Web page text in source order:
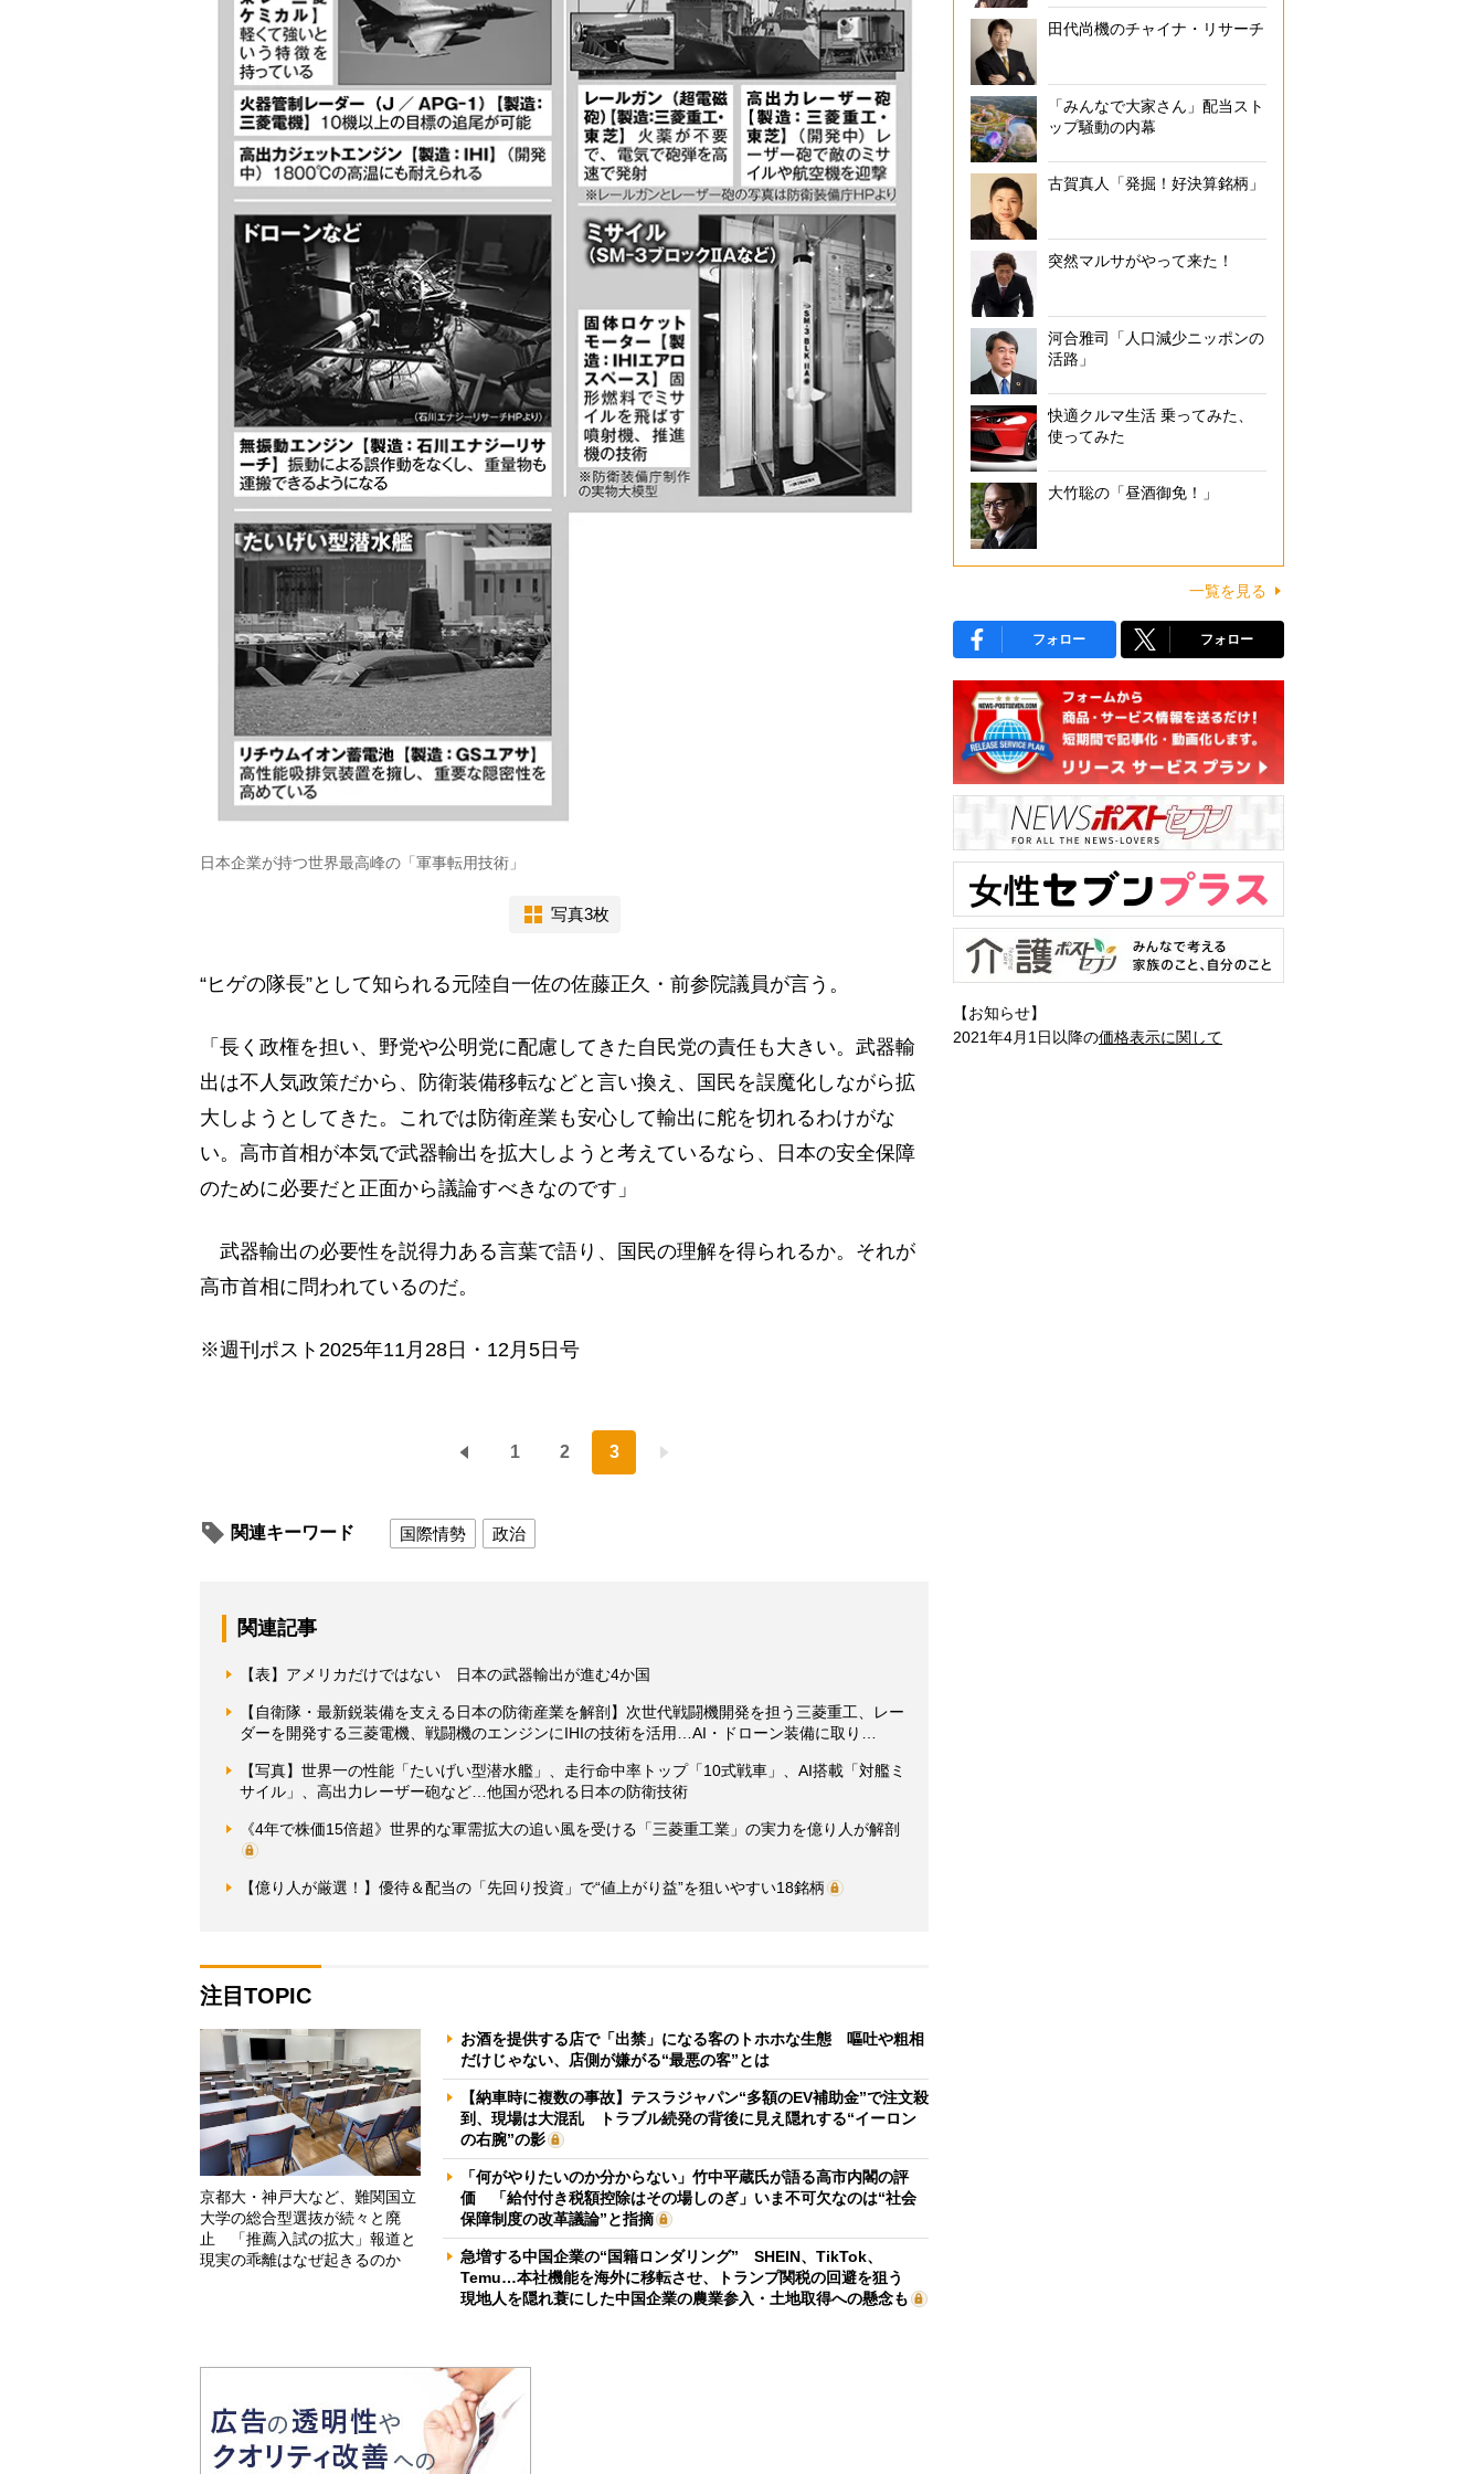
日本企業が持つ世界最高峰の「軍事転用技術」
写真3枚
“ヒゲの隊長”として知られる元陸自一佐の佐藤正久・前参院議員が言う。
「長く政権を担い、野党や公明党に配慮してきた自民党の責任も大きい。武器輸
出は不人気政策だから、防衛装備移転などと言い換え、国民を誤魔化しながら拡
大しようとしてきた。これでは防衛産業も安心して輸出に舵を切れるわけがな
い。高市首相が本気で武器輸出を拡大しようと考えているなら、日本の安全保障
のために必要だと正面から議論すべきなのです」
武器輸出の必要性を説得力ある言葉で語り、国民の理解を得られるか。それが
高市首相に問われているのだ。
※週刊ポスト2025年11月28日・12月5日号
1 2 3
関連キーワード 国際情勢 政治
関連記事
【表】アメリカだけではない 日本の武器輸出が進む4か国
【自衛隊・最新鋭装備を支える日本の防衛産業を解剖】次世代戦闘機開発を担う三菱重工、レー
ダーを開発する三菱電機、戦闘機のエンジンにIHIの技術を活用…AI・ドローン装備に取り…
【写真】世界一の性能「たいげい型潜水艦」、走行命中率トップ「10式戦車」、AI搭載「対艦ミ
サイル」、高出力レーザー砲など…他国が恐れる日本の防衛技術
《4年で株価15倍超》世界的な軍需拡大の追い風を受ける「三菱重工業」の実力を億り人が解剖
【億り人が厳選！】優待＆配当の「先回り投資」で“値上がり益”を狙いやすい18銘柄
注目TOPIC
京都大・神戸大など、難関国立
大学の総合型選抜が続々と廃
止 「推薦入試の拡大」報道と
現実の乖離はなぜ起きるのか
お酒を提供する店で「出禁」になる客のトホホな生態 嘔吐や粗相
だけじゃない、店側が嫌がる“最悪の客”とは
【納車時に複数の事故】テスラジャパン“多額のEV補助金”で注文殺
到、現場は大混乱 トラブル続発の背後に見え隠れする“イーロン
の右腕”の影
「何がやりたいのか分からない」竹中平蔵氏が語る高市内閣の評
価 「給付付き税額控除はその場しのぎ」いま不可欠なのは“社会
保障制度の改革議論”と指摘
急増する中国企業の“国籍ロンダリング” SHEIN、TikTok、
Temu…本社機能を海外に移転させ、トランプ関税の回避を狙う
現地人を隠れ蓑にした中国企業の農業参入・土地取得への懸念も
田代尚機のチャイナ・リサーチ
「みんなで大家さん」配当スト
ップ騒動の内幕
古賀真人「発掘！好決算銘柄」
突然マルサがやって来た！
河合雅司「人口減少ニッポンの
活路」
快適クルマ生活 乗ってみた、
使ってみた
大竹聡の「昼酒御免！」
一覧を見る
フォロー フォロー
【お知らせ】
2021年4月1日以降の価格表示に関して